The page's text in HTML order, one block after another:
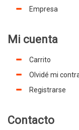
Empresa
Mi cuenta
Carrito
Olvidé mi
Registrarse
Contacto